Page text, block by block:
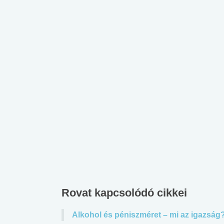
Rovat kapcsolódó cikkei
Alkohol és péniszméret – mi az